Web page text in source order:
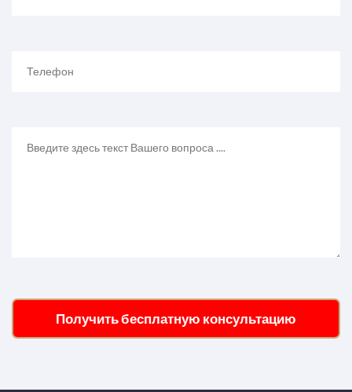
Получить бесплатную консультацию